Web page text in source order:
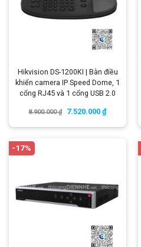
Hikvision DS-1200KI | Bàn điều
khiển camera IP Speed Dome, 1
cổng RJ45 và 1 cổng USB 2.0
8.900.000₫ 7.520.000 ₫
-17%